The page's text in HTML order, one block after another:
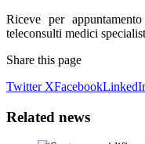
Riceve per
teleconsulti medici
Share this page
Twitter XFacebook
Related news